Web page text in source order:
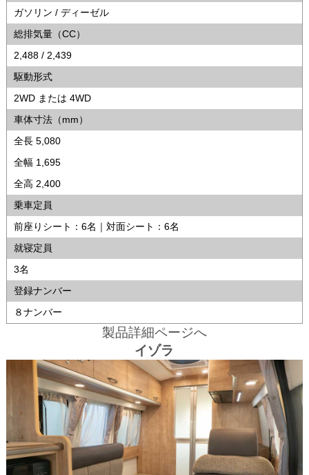
ガソリン / ディーゼル
総排気量（CC）
2,488 / 2,439
駆動形式
2WD または 4WD
車体寸法（mm）
全長 5,080
全幅 1,695
全高 2,400
乗車定員
前座りシート：6名｜対面シート：6名
就寝定員
3名
登録ナンバー
８ナンバー
製品詳細ページへ
イゾラ